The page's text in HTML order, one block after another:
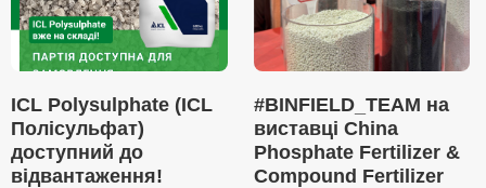
ICL Polysulphate (ICL
Полісульфат)
доступний до
відвантаження!
#BINFIELD_TEAM на
виставці China
Phosphate Fertilizer &
Compound Fertilizer